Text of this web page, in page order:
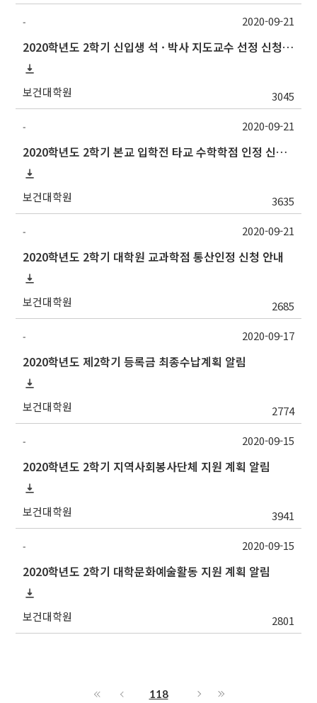
-
2020학년도 2학기 신입생 석 · 박사 지도교수 선정 신청(Thesis Advisor)
보건대학원 3045
2020-09-21
-
2020학년도 2학기 본교 입학전 타교 수학학점 인정 신청 안내
보건대학원 3635
2020-09-21
-
2020학년도 2학기 대학원 교과학점 통산인정 신청 안내
보건대학원 2685
2020-09-21
-
2020학년도 제2학기 등록금 최종수납계획 알림
보건대학원 2774
2020-09-17
-
2020학년도 2학기 지역사회봉사단체 지원 계획 알림
보건대학원 3941
2020-09-15
-
2020학년도 2학기 대학문화예술활동 지원 계획 알림
보건대학원 2801
2020-09-15
118